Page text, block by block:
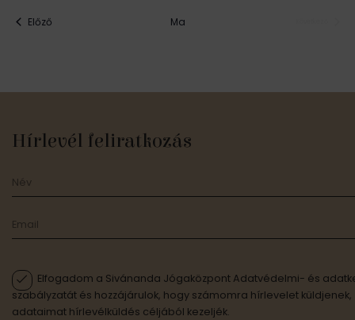
ElőzőEsemények Ma
Hírlevél feliratkozás
Elfogadom a Sivánanda Jógaközpont Adatvédelmi- és
szabályzatát és hozzájárulok, hogy számomra hírlevelet küldjenek,
adataimat hírlevélküldés céljából kezeljék.